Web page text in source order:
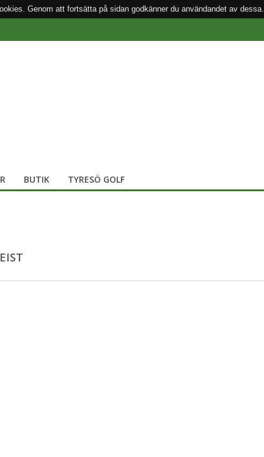
Genom att fortsätta på sidan godkänner du användandet av dessa.
BUTIK TYRESÖ GOLF